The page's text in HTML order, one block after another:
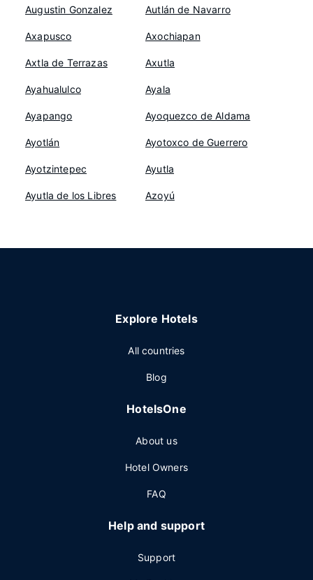
Augustin Gonzalez Autlán de Navarro
Axapusco Axochiapan
Axtla de Terrazas Axutla
Ayahualulco Ayala
Ayapango Ayoquezco de Aldama
Ayotlán Ayotoxco de Guerrero
Ayotzintepec Ayutla
Ayutla de los Libres Azoyú
Explore Hotels
All countries
Blog
HotelsOne
About us
Hotel Owners
FAQ
Help and support
Support